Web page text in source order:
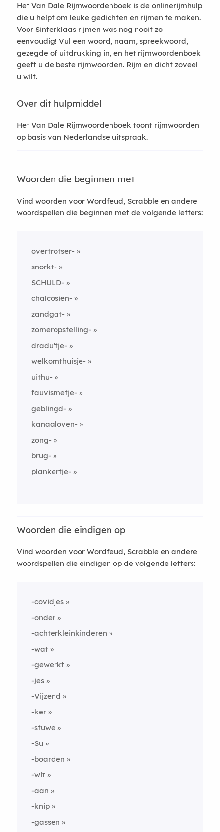
Het Van Dale Rijmwoordenboek is de onlinerijmhulp
die u helpt om leuke gedichten en rijmen te maken.
Voor Sinterklaas rijmen was nog nooit zo
eenvoudig! Vul een woord, naam, spreekwoord,
gezegde of uitdrukking in, en het rijmwoordenboek
geeft u de beste rijmwoorden. Rijm en dicht zoveel
u wilt.
Over dit hulpmiddel
Het Van Dale Rijmwoordenboek toont rijmwoorden
op basis van Nederlandse uitspraak.
Woorden die beginnen met
Vind woorden voor Wordfeud, Scrabble en andere
woordspellen die beginnen met de volgende letters:
overtrotser-
snorkt-
SCHULD-
chalcosien-
zandgat-
zomeropstelling-
dradu'tje-
welkomthuisje-
uithu-
fauvismetje-
geblingd-
kanaaloven-
zong-
brug-
plankertje-
Woorden die eindigen op
Vind woorden voor Wordfeud, Scrabble en andere
woordspellen die eindigen op de volgende letters:
-covidjes
-onder
-achterkleinkinderen
-wat
-gewerkt
-jes
-Vijzend
-ker
-stuwe
-Su
-boarden
-wit
-aan
-knip
-gassen